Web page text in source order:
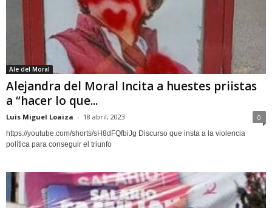
Ale del Moral
Alejandra del Moral Incita a huestes priistas
a “hacer lo que...
Luis Miguel Loaiza - 18 abril, 2023 0
https://youtube.com/shorts/sH8dFQfbiJg Discurso que insta a la violencia
política para conseguir el triunfo